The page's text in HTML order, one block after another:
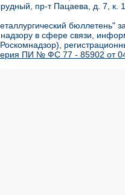
пр-т Пацаева, д. 7,
бюллетень"
в сфере связи,
ПИ № ФС 77 - 85902 от 04